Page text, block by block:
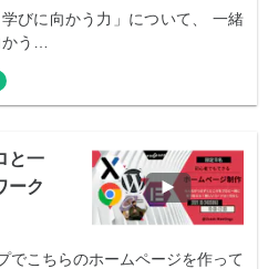
びに向かう力」について、 一緒
う…
と一
ーク
でこちらのホームページを作って